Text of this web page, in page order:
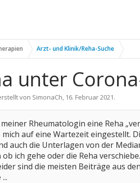
Arzt- und Klinik/Reha-Suche
unter
von SimonaCh, 16. Februar 2021.
Rheumatologin eine Reha
auf eine Wartezeit eingestellt.
auch die Unterlagen von der
ich gehe oder die Reha
sind die meisten Beiträge aus